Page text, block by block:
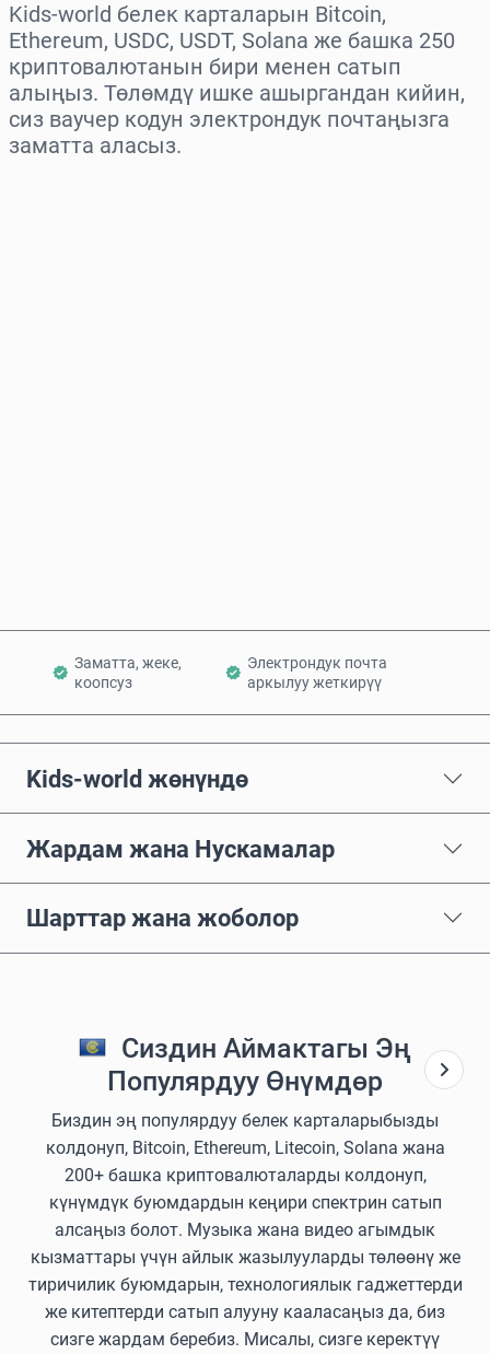
Kids-world белек карталарын Bitcoin,
Ethereum, USDC, USDT, Solana же башка 250
криптовалютанын бири менен сатып
алыңыз. Төлөмдү ишке ашыргандан кийин,
сиз ваучер кодун электрондук почтаңызга
заматта аласыз.
Заматта, жеке,
коопсуз
Электрондук почта
аркылуу жеткирүү
Kids-world жөнүндө
Жардам жана Нускамалар
Шарттар жана жоболор
Сиздин Аймактагы Эң
Популярдуу Өнүмдөр
Биздин эң популярдуу белек карталарыбызды
колдонуп, Bitcoin, Ethereum, Litecoin, Solana жана
200+ башка криптовалюталарды колдонуп,
күнүмдүк буюмдардын кеңири спектрин сатып
алсаңыз болот. Музыка жана видео агымдык
кызматтары үчүн айлык жазылууларды төлөөнү же
тиричилик буюмдарын, технологиялык гаджеттерди
же китептерди сатып алууну кааласаңыз да, биз
сизге жардам беребиз. Мисалы, сизге керектүү